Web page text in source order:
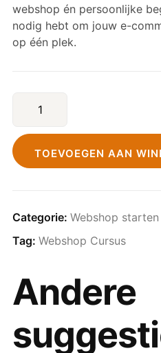
webshop én persoonlijke
nodig hebt om jouw e-
op één plek.
TOEVOEGEN AAN
Categorie: Webshop starten
Tag: Webshop Cursus
Andere